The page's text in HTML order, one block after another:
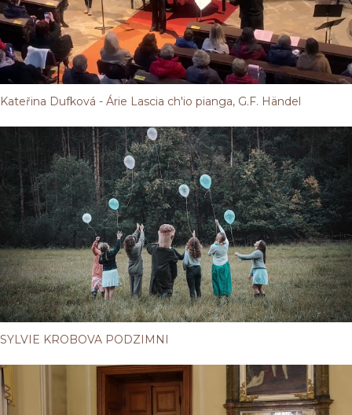
Kateřina Dufková - Árie Lascia ch'io pianga, G.F. Händel
SYLVIE KROBOVA PODZIMNI